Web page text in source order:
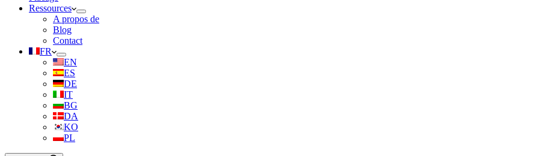
Ressources
A propos de
Blog
Contact
FR
EN
ES
DE
IT
BG
DA
KO
PL